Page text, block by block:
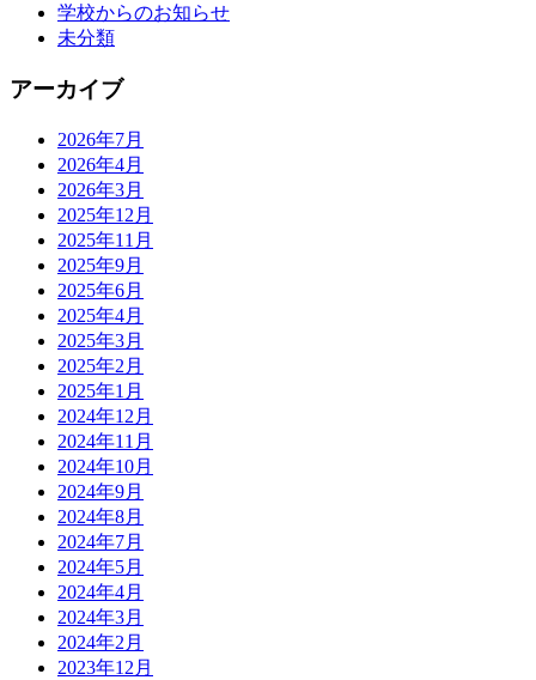
学校からのお知らせ
未分類
アーカイブ
2026年7月
2026年4月
2026年3月
2025年12月
2025年11月
2025年9月
2025年6月
2025年4月
2025年3月
2025年2月
2025年1月
2024年12月
2024年11月
2024年10月
2024年9月
2024年8月
2024年7月
2024年5月
2024年4月
2024年3月
2024年2月
2023年12月